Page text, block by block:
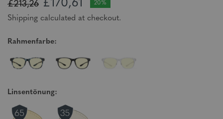
£213,26 £170,61 20%
Shipping calculated at checkout.
Rahmenfarbe:
Linsentönung: